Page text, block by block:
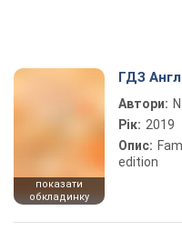
показати
обкладинку
ГДЗ
Автори:
Рік: 2019
Опис:
edition